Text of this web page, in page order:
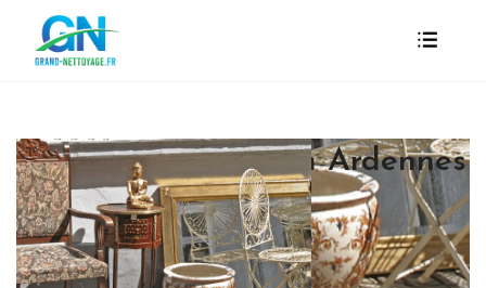
Débarras succession Ardennes
Charleville Mezieres